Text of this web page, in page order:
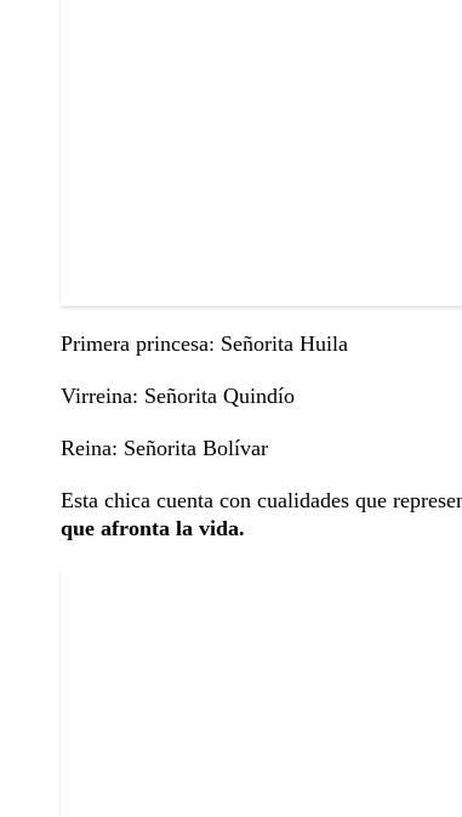
Primera princesa: Señorita Huila
Virreina: Señorita Quindío
Reina: Señorita Bolívar
Esta chica cuenta con cualidades que
que afronta la vida.